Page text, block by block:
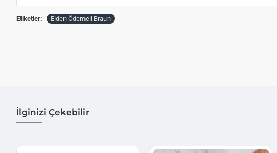
Etiketler: Elden Ödemeli Braun
İlginizi Çekebilir